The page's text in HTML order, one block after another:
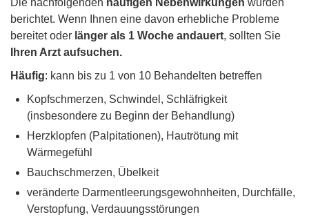
Die nachfolgenden häufigen Nebenwirkungen wurden
berichtet. Wenn Ihnen eine davon erhebliche Probleme
bereitet oder länger als 1 Woche andauert, sollten Sie
Ihren Arzt aufsuchen.
Häufig: kann bis zu 1 von 10 Behandelten betreffen
Kopfschmerzen, Schwindel, Schläfrigkeit
(insbesondere zu Beginn der Behandlung)
Herzklopfen (Palpitationen), Hautrötung mit
Wärmegefühl
Bauchschmerzen, Übelkeit
veränderte Darmentleerungsgewohnheiten, Durchfälle,
Verstopfung, Verdauungsstörungen